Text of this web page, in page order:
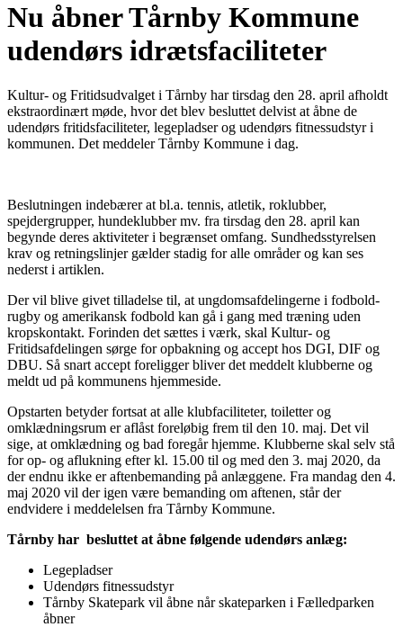
Nu åbner Tårnby Kommune
udendørs idrætsfaciliteter
Kultur- og Fritidsudvalget i Tårnby har tirsdag den 28. april afholdt
ekstraordinært møde, hvor det blev besluttet delvist at åbne de
udendørs fritidsfaciliteter, legepladser og udendørs fitnessudstyr i
kommunen. Det meddeler Tårnby Kommune i dag.
Beslutningen indebærer at bl.a. tennis, atletik, roklubber,
spejdergrupper, hundeklubber mv. fra tirsdag den 28. april kan
begynde deres aktiviteter i begrænset omfang. Sundhedsstyrelsen
krav og retningslinjer gælder stadig for alle områder og kan ses
nederst i artiklen.
Der vil blive givet tilladelse til, at ungdomsafdelingerne i fodbold-
rugby og amerikansk fodbold kan gå i gang med træning uden
kropskontakt. Forinden det sættes i værk, skal Kultur- og
Fritidsafdelingen sørge for opbakning og accept hos DGI, DIF og
DBU. Så snart accept foreligger bliver det meddelt klubberne og
meldt ud på kommunens hjemmeside.
Opstarten betyder fortsat at alle klubfaciliteter, toiletter og
omklædningsrum er aflåst foreløbig frem til den 10. maj. Det vil
sige, at omklædning og bad foregår hjemme. Klubberne skal selv stå
for op- og aflukning efter kl. 15.00 til og med den 3. maj 2020, da
der endnu ikke er aftenbemanding på anlæggene. Fra mandag den 4.
maj 2020 vil der igen være bemanding om aftenen, står der
endvidere i meddelelsen fra Tårnby Kommune.
Tårnby har besluttet at åbne følgende udendørs anlæg:
Legepladser
Udendørs fitnessudstyr
Tårnby Skatepark vil åbne når skateparken i Fælledparken
åbner